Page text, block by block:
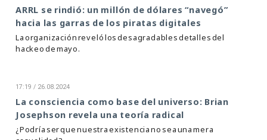
ARRL se rindió: un millón de dólares “navegó”
hacia las garras de los piratas digitales
La organización reveló los desagradables detalles del
hackeo de mayo.
17:19 / 26.08.2024
La consciencia como base del universo: Brian
Josephson revela una teoría radical
¿Podría ser que nuestra existencia no sea una mera